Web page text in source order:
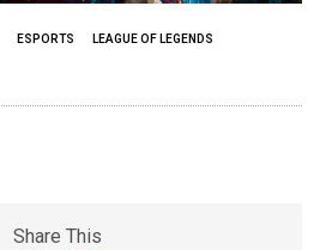
ESPORTS LEAGUE OF LEGENDS
Share This